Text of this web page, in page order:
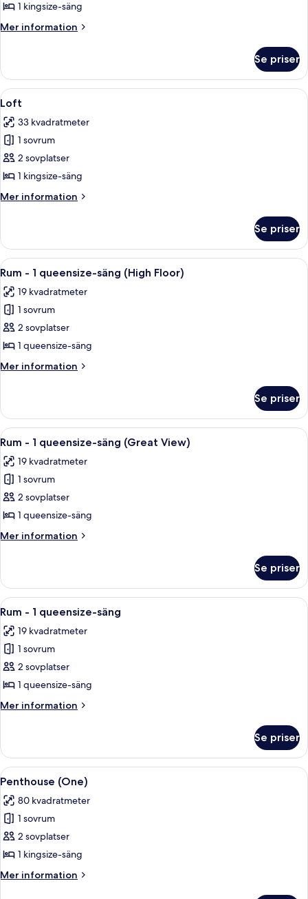
(Great
View)
1 kingsize-säng
Mer information
Mer
(Great
View)
Se priser
Öppna
alla
foton
för
Loft
Ett modernt hotellrum med en
5
Loft
33 kvadratmeter
1 sovrum
2 sovplatser
1 kingsize-säng
Mer information
Mer
Se priser
Öppna
alla
foton
för
Rum
-
1
queensize-
(High
Floor)
Ett mysigt, litet rum med en säng,
6
Rum - 1 queensize-säng (High Floor)
19 kvadratmeter
1 sovrum
2 sovplatser
1 queensize-säng
Mer information
Mer
-
queensize-
(High
Floor)
Se priser
Öppna
alla
foton
för
Rum
-
1
queensize-
(Great
View)
Ett mysigt, litet rum med en säng,
5
Rum - 1 queensize-säng (Great View)
19 kvadratmeter
1 sovrum
2 sovplatser
1 queensize-säng
Mer information
Mer
-
queensize-
(Great
View)
Se priser
Öppna
alla
foton
för
Rum
-
1
queensize-
Ett mysigt, litet rum med en säng,
6
Rum - 1 queensize-säng
19 kvadratmeter
1 sovrum
2 sovplatser
1 queensize-säng
Mer information
Mer
-
queensize-
Se priser
Öppna
alla
foton
för
Penthouse
(One)
Ett modernt hotellrum med en
3
Penthouse (One)
80 kvadratmeter
1 sovrum
2 sovplatser
1 kingsize-säng
Mer information
Mer